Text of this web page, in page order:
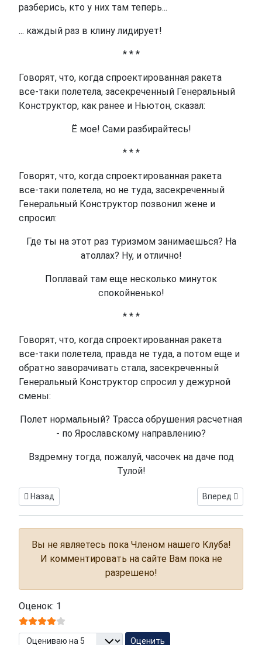
разберись, кто у них там теперь...
... каждый раз в клину лидирует!
* * *
Говорят, что, когда спроектированная ракета
все-таки полетела, засекреченный Генеральный
Конструктор, как ранее и Ньютон, сказал:
Ё мое! Сами разбирайтесь!
* * *
Говорят, что, когда спроектированная ракета
все-таки полетела, но не туда, засекреченный
Генеральный Конструктор позвонил жене и
спросил:
Где ты на этот раз туризмом занимаешься? На
атоллах? Ну, и отлично!
Поплавай там еще несколько минуток
спокойненько!
* * *
Говорят, что, когда спроектированная ракета
все-таки полетела, правда не туда, а потом еще и
обратно заворачивать стала, засекреченный
Генеральный Конструктор спросил у дежурной
смены:
Полет нормальный? Трасса обрушения расчетная
- по Ярославскому направлению?
Вздремну тогда, пожалуй, часочек на даче под
Тулой!
Предыдущий: Великие. Выпуск 2 - Пусть говорят!
Назад Следующий:
Вперед
Вы не являетесь пока Членом нашего Клуба!
И комментировать на сайте Вам пока не
разрешено!
Оценок: 1
Пожалуйста, оцените